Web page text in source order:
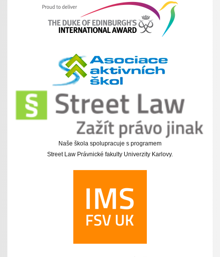
Naše škola spolupracuje s programem
Street Law Právnické fakulty Univerzity Karlovy.